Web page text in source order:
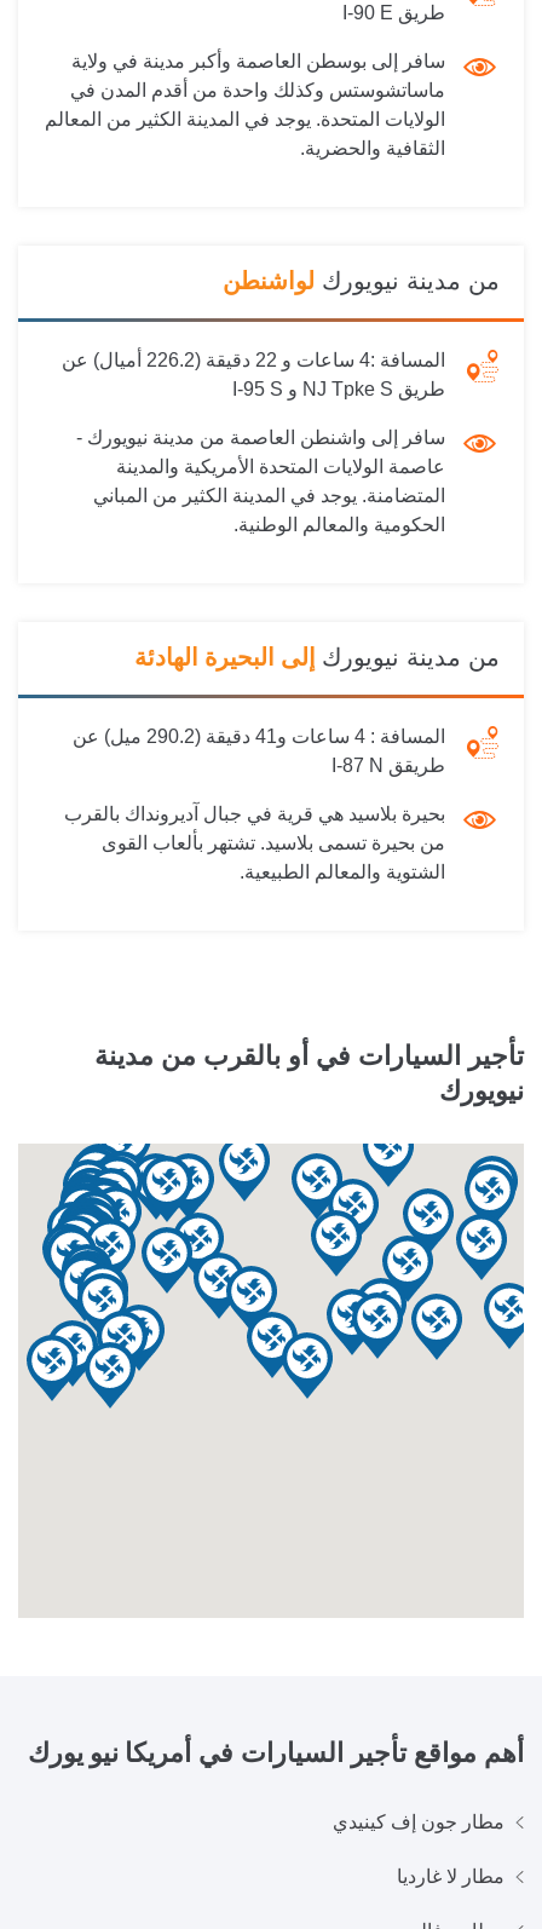
طريق I-90 E
سافر إلى بوسطن العاصمة وأكبر مدينة في ولاية
ماساتشوستس وكذلك واحدة من أقدم المدن في
الولايات المتحدة. يوجد في المدينة الكثير من المعالم
الثقافية والحضرية.
من مدينة نيويورك لواشنطن
المسافة :
4 ساعات و 22 دقيقة (226.2 أميال) عن
طريق NJ Tpke S و I-95 S
سافر إلى واشنطن العاصمة من مدينة نيويورك -
عاصمة الولايات المتحدة الأمريكية والمدينة
المتضامنة. يوجد في المدينة الكثير من المباني
الحكومية والمعالم الوطنية.
من مدينة نيويورك إلى البحيرة الهادئة
المسافة :
4 ساعات و41 دقيقة (290.2 ميل) عن
طريقق I-87 N
بحيرة بلاسيد هي قرية في جبال آديرونداك بالقرب
من بحيرة تسمى بلاسيد. تشتهر بألعاب القوى
الشتوية والمعالم الطبيعية.
تأجير السيارات في أو بالقرب من مدينة
نيويورك
أهم مواقع تأجير السيارات في أمريكا نيو يورك
مطار جون إف كينيدي
مطار لا غارديا